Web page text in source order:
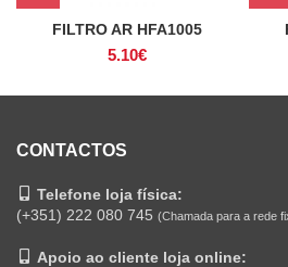
FILTRO AR HFA1005
5.10€
CONTACTOS
Telefone loja física:
(+351) 222 080 745 (Chamada para a rede
Apoio ao cliente loja online: